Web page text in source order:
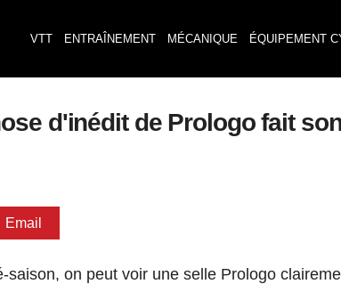
VTT ENTRAÎNEMENT MÉCANIQUE ÉQUIPEMENT
d'inédit de Prologo fait
Email
on peut voir une selle Prologo